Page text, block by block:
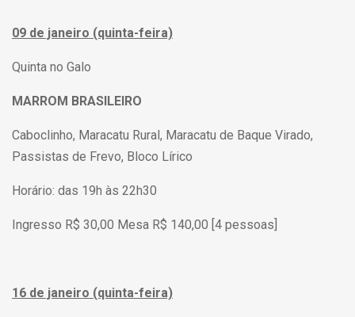
09 de janeiro (quinta-feira)
Quinta no Galo
MARROM BRASILEIRO
Caboclinho, Maracatu Rural, Maracatu de Baque Virado,
Passistas de Frevo, Bloco Lírico
Horário: das 19h às 22h30
Ingresso R$ 30,00 Mesa R$ 140,00 [4 pessoas]
16 de janeiro (quinta-feira)